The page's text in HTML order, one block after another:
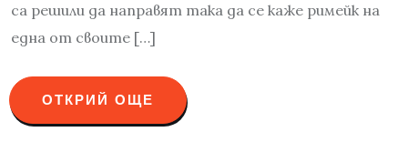
са решили да направят така да се каже римейк на
една от своите […]
ОТКРИЙ ОЩЕ